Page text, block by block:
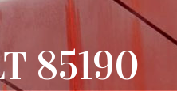
85190